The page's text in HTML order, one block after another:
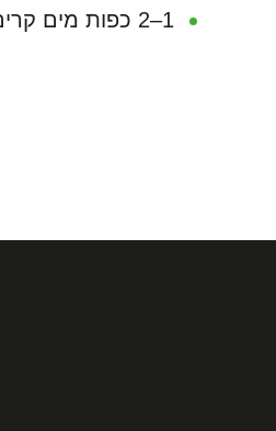
1–2 כפות מים קרים, רק אם צריך